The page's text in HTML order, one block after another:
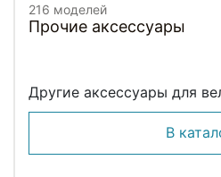
216 моделей
Прочие аксессуары
Другие аксессуары для
В